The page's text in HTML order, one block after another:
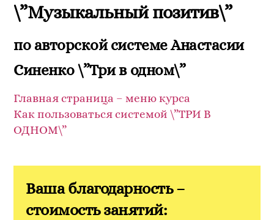
\”Музыкальный позитив\”
по авторской системе Анастасии
Синенко \”Три в одном\”
Главная страница – меню курса
Как пользоваться системой \”ТРИ В
ОДНОМ\”
Ваша благодарность –
стоимость занятий: